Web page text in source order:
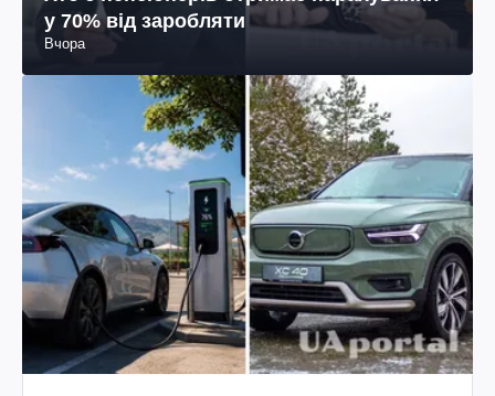
у 70% від заробляти
Вчора